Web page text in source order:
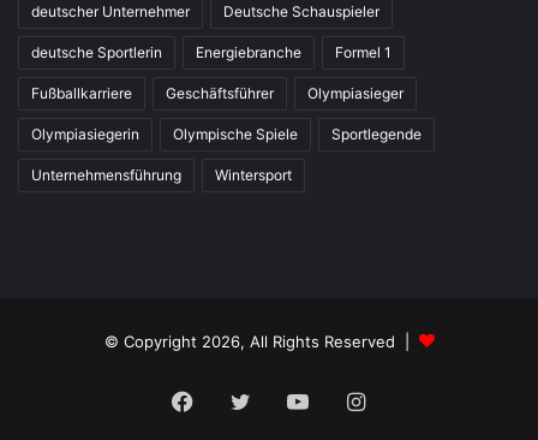
deutscher Unternehmer Deutsche Schauspieler
deutsche Sportlerin Energiebranche Formel 1
Fußballkarriere Geschäftsführer Olympiasieger
Olympiasiegerin Olympische Spiele Sportlegende
Unternehmensführung Wintersport
© Copyright 2026, All Rights Reserved |
Facebook
TwitterYouTubeInstagram